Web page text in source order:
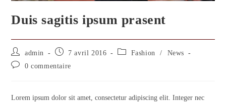
Duis sagitis ipsum prasent
admin 7 avril 2016 Fashion /
News
0 commentaire
Lorem ipsum dolor sit amet, consectetur adipiscing elit. Integer nec